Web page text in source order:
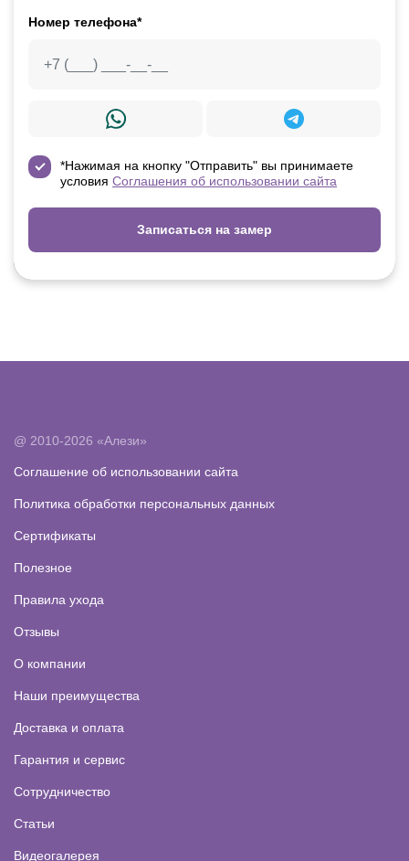
Номер телефона*
*Нажимая на кнопку "Отправить" вы принимаете
условия Соглашения об использовании сайта
Записаться на замер
@ 2010-2026 «Алези»
Соглашение об использовании сайта
Политика обработки персональных данных
Сертификаты
Полезное
Правила ухода
Отзывы
О компании
Наши преимущества
Доставка и оплата
Гарантия и сервис
Сотрудничество
Статьи
Видеогалерея